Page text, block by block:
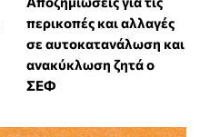
περικοπές και αλλαγές
σε αυτοκατανάλωση και
ανακύκλωση ζητά ο
ΣΕΦ